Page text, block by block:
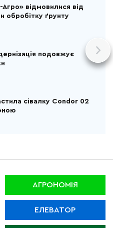
відмовилися від
обробітку ґрунту
подовжує
сівалку Condor 02
АГРОНОМІЯ
ЕЛЕВАТОР